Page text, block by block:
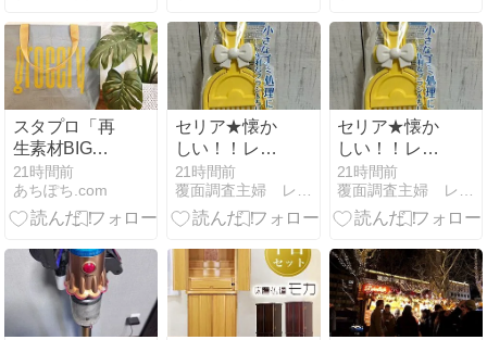
スタプロ「再
生素材BIGバ
ッグ」は550
円でたっぷり
入る大容量バ
や旅行に便利
21時間前
あちぽち.com
セリア★懐か
しい！！レト
ロかわいいミ
ニほうき
21時間前
セリア★懐か
しい！！レト
ロかわいいミ
ニほうき
21時間前